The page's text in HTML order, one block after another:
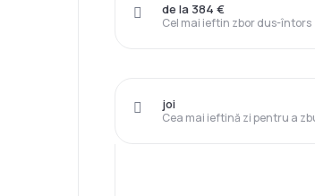
Cel mai ieftin zbor dus-întors
de la 384 €
Cea mai ieftină zi pentru a
joi